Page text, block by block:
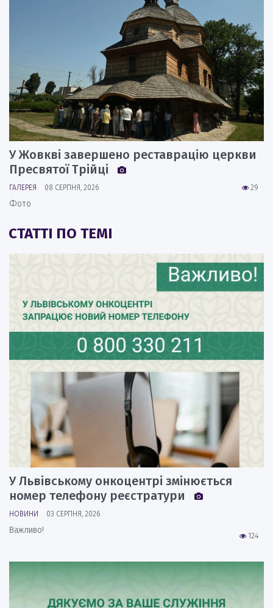
У Жовкві завершено реставрацію церкви
Пресвятої Трійці
29
ГАЛЕРЕЯ 08 СЕРПНЯ, 2026
Фото
СТАТТІ ПО ТЕМІ
У Львівському онкоцентрі змінюється
номер телефону реєстратури
НОВИНИ 03 СЕРПНЯ, 2026
124
Важливо!